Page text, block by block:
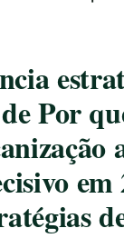
Por
em